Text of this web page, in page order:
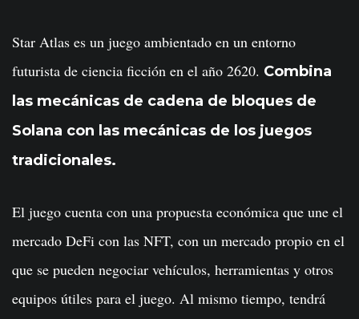
Star Atlas es un juego ambientado en un entorno
futurista de ciencia ficción en el año 2620. Combina
las mecánicas de cadena de bloques de
Solana con las mecánicas de los juegos
tradicionales.
El juego cuenta con una propuesta económica que une el
mercado DeFi con las NFT, con un mercado propio en el
que se pueden negociar vehículos, herramientas y otros
equipos útiles para el juego. Al mismo tiempo, tendrá